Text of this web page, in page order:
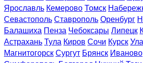
Ярославль КемеровоТомск
СевастопольСтавропольОренбург
Балашиха Пенза Чебоксары Липецк
АстраханьТула Киров Сочи Курск
МагнитогорскСургут Брянск Иваново